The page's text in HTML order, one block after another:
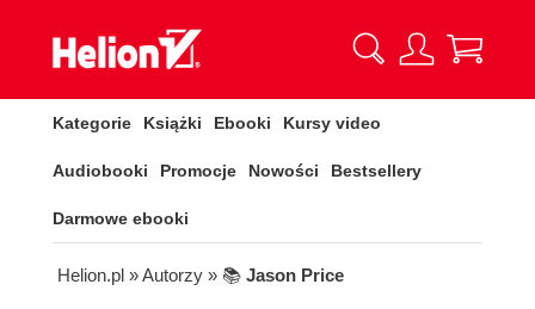
Kategorie Książki Ebooki Kursy video
Audiobooki Promocje Nowości Bestsellery
Darmowe ebooki
Helion.pl » Autorzy » 📚 Jason Price